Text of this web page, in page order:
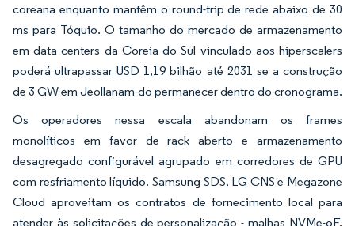
coreana enquanto mantêm o round-trip de rede abaixo de 30
ms para Tóquio. O tamanho do mercado de armazenamento
em data centers da Coreia do Sul vinculado aos hiperscalers
poderá ultrapassar USD 1,19 bilhão até 2031 se a construção
de 3 GW em Jeollanam-do permanecer dentro do cronograma.
Os operadores nessa escala abandonam os frames
monolíticos em favor de rack aberto e armazenamento
desagregado configurável agrupado em corredores de GPU
com resfriamento líquido. Samsung SDS, LG CNS e Megazone
Cloud aproveitam os contratos de fornecimento local para
atender às solicitações de personalização - malhas NVMe-oF,